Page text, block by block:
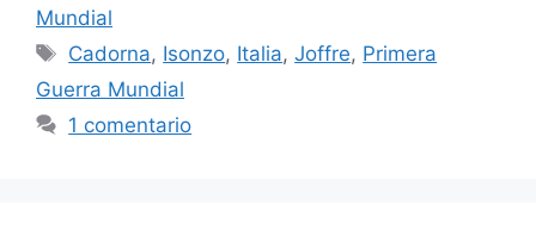
Mundial
Etiquetas
Cadorna, Isonzo, Italia,Joffre, Primera
Guerra Mundial
1 comentario